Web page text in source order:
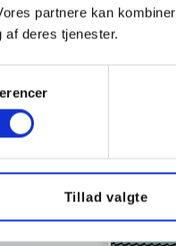
partnere kan
af deres tjenester.
Tillad valgte
af